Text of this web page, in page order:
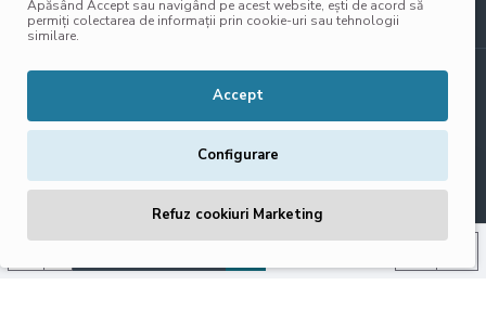
Apăsând Accept sau navigând pe acest website, ești de acord să
permiți colectarea de informații prin cookie-uri sau tehnologii
similare.
Accept
Configurare
Refuz cookiuri Marketing